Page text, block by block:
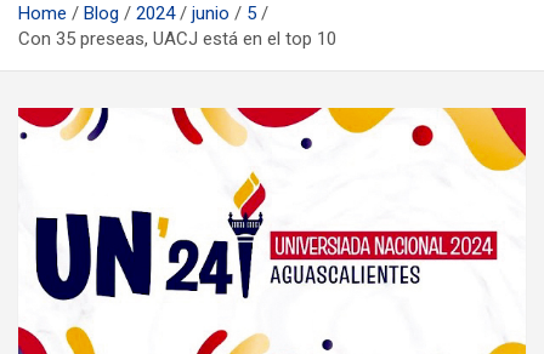
Home Blog 2024 junio
5
Con 35 preseas, UACJ está en el top 10